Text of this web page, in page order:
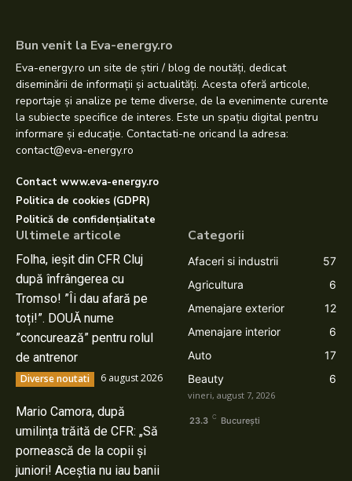
Bun venit la Eva-energy.ro
Eva-energy.ro un site de știri / blog de noutăți, dedicat
diseminării de informații și actualități. Acesta oferă articole,
reportaje și analize pe teme diverse, de la evenimente curente
la subiecte specifice de interes. Este un spațiu digital pentru
informare și educație. Contactati-ne oricand la adresa:
contact@eva-energy.ro
Contact www.eva-energy.ro
Politica de cookies (GDPR)
Politică de confidențialitate
Ultimele articole
Folha, ieșit din CFR Cluj
după înfrângerea cu
Tromso! ”Îi dau afară pe
toți!”. DOUĂ nume
”concurează” pentru rolul
de antrenor
Diverse noutati 6 august 2026
Mario Camora, după
umilința trăită de CFR: „Să
pornească de la copii și
juniori! Aceștia nu iau banii
Categorii
Afaceri si industrii
57
Agricultura
6
Amenajare exterior
12
Amenajare interior
6
Auto
17
Beauty
6
vineri, august 7, 2026
23.3 C București